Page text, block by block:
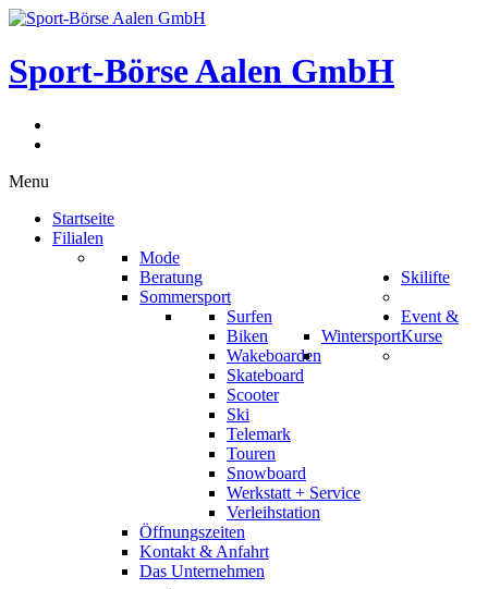
Sport-Börse Aalen GmbH
Menu
Startseite
Filialen
Mode
Beratung
Sommersport
Surfen
Biken
Wakeboarden
Skateboard
Scooter
Wintersport
Ski
Telemark
Touren
Snowboard
Werkstatt + Service
Verleihstation
Öffnungszeiten
Kontakt & Anfahrt
Das Unternehmen
Skilifte
Event &
Kurse